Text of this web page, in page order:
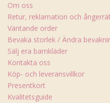
Om oss
Retur, reklamation och
Väntande order
Bevaka storlek / Ändra
Sälj era barnkläder
Kontakta oss
Köp- och leveransvillkor
Presentkort
Kvalitetsguide